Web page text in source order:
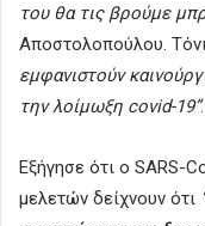
του θα τις βρούμε
Αποστολοπούλου.
εμφανιστούν
την λοίμωξη covid-19”.
Εξήγησε ότι ο SARS-
μελετών δείχνουν ότι